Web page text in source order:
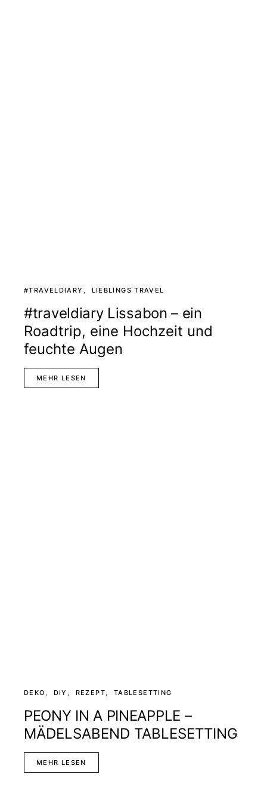
#TRAVELDIARY LIEBLINGS TRAVEL
#traveldiary Lissabon – ein
Roadtrip, eine Hochzeit und
feuchte Augen
MEHR LESEN
DEKO DIY REZEPT TABLESETTING
PEONY IN A PINEAPPLE –
MÄDELSABEND TABLESETTING
MEHR LESEN